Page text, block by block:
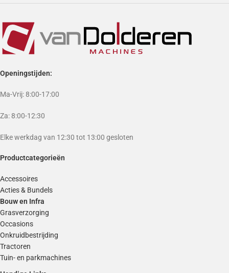
Openingstijden:
Ma-Vrij: 8:00-17:00
Za: 8:00-12:30
Elke werkdag van 12:30 tot 13:00 gesloten
Productcategorieën
Accessoires
Acties & Bundels
Bouw en Infra
Grasverzorging
Occasions
Onkruidbestrijding
Tractoren
Tuin- en parkmachines